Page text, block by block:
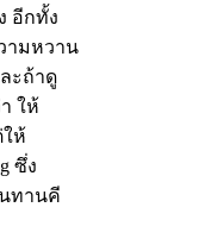
อีกทั้ง
ามหวาน
ะถ้าดู
ให้
ห้
ซึ่ง
ทานคี